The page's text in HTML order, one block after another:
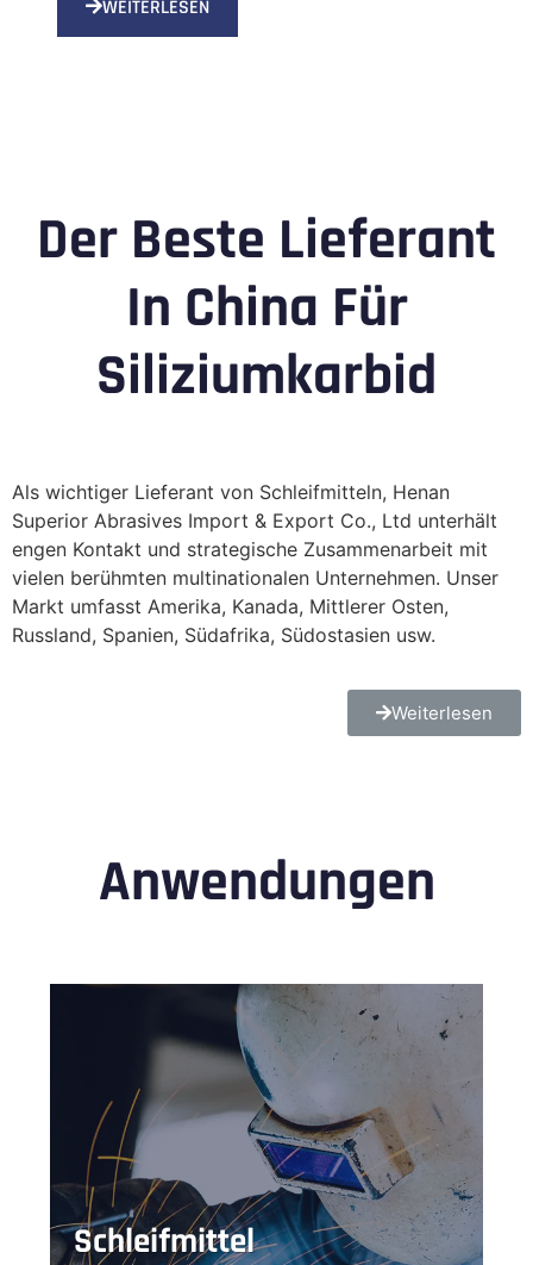
WEITERLESEN
Der Beste Lieferant
In China Für
Siliziumkarbid
Als wichtiger Lieferant von Schleifmitteln, Henan
Superior Abrasives Import & Export Co., Ltd unterhält
engen Kontakt und strategische Zusammenarbeit mit
vielen berühmten multinationalen Unternehmen. Unser
Markt umfasst Amerika, Kanada, Mittlerer Osten,
Russland, Spanien, Südafrika, Südostasien usw.
Weiterlesen
Anwendungen
Schleifmittel